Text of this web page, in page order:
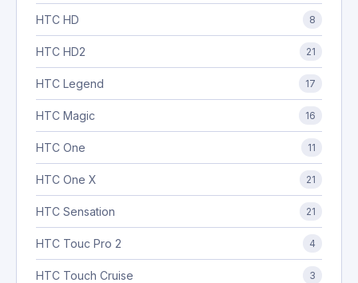
HTC HD 8
HTC HD2 21
HTC Legend 17
HTC Magic 16
HTC One 11
HTC One X 21
HTC Sensation 21
HTC Touc Pro 2 4
HTC Touch Cruise 3